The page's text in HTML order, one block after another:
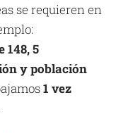
se requieren en
148, 5
y población
1 vez